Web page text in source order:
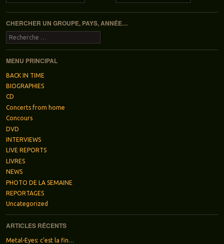
CHERCHER UN GROUPE, PAYS, ANNÉE…
Recherche
MENU PRINCIPAL
BACK IN TIME
BIOGRAPHIES
CD
Concerts from home
Concours
DVD
INTERVIEWS
LIVE REPORTS
LIVRES
NEWS
PHOTO DE LA SEMAINE
REPORTAGES
Uncategorized
ARTICLES RÉCENTS
Metal-Eyes: c’est la fin…